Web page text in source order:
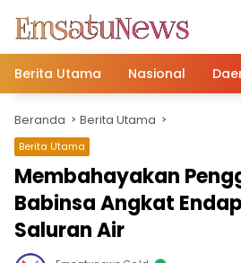
konten
Berita Utama
Nasional
Beranda Berita Utama
Berita Utama
Membahayakan
Babinsa Angkat
Saluran Air